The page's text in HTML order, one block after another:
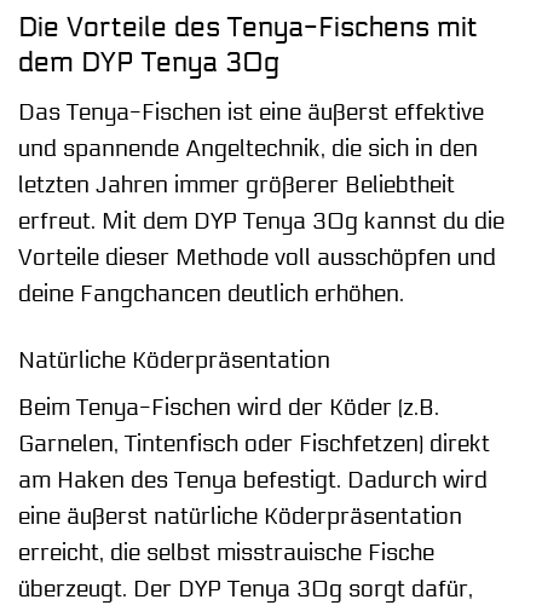
Die Vorteile des Tenya-Fischens mit
dem DYP Tenya 30g
Das Tenya-Fischen ist eine äußerst effektive
und spannende Angeltechnik, die sich in den
letzten Jahren immer größerer Beliebtheit
erfreut. Mit dem DYP Tenya 30g kannst du die
Vorteile dieser Methode voll ausschöpfen und
deine Fangchancen deutlich erhöhen.
Natürliche Köderpräsentation
Beim Tenya-Fischen wird der Köder (z.B.
Garnelen, Tintenfisch oder Fischfetzen) direkt
am Haken des Tenya befestigt. Dadurch wird
eine äußerst natürliche Köderpräsentation
erreicht, die selbst misstrauische Fische
überzeugt. Der DYP Tenya 30g sorgt dafür,